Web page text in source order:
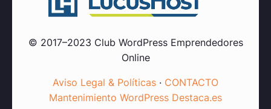
© 2017–2023 Club WordPress Emprendedores
Online
Aviso Legal & Políticas · CONTACTO
Mantenimiento WordPress Destaca.es